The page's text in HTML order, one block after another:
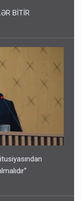
BİTİR